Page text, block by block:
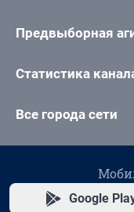
Предвыборная
Статистика
Все города сети
Google